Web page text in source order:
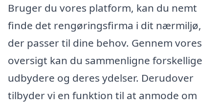
Bruger du vores platform, kan du nemt
finde det rengøringsfirma i dit nærmiljø,
der passer til dine behov. Gennem vores
oversigt kan du sammenligne forskellige
udbydere og deres ydelser. Derudover
tilbyder vi en funktion til at anmode om